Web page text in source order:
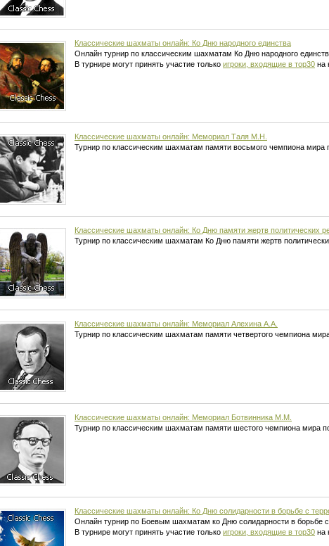
Классические шахматы онлайн: Ко Дню народного единства
Онлайн турнир по классическим шахматам Ко Дню народного
В турнире могут принять участие только игроки, входящие в тор30 на
Классические шахматы онлайн: Мемориал Таля М.Н.
Турнир по классическим шахматам памяти восьмого чемпиона
Классические шахматы онлайн: Ко Дню памяти жертв политических
Турнир по классическим шахматам Ко Дню памяти жертв
Классические шахматы онлайн: Мемориал Алехина А.А.
Турнир по классическим шахматам памяти четвертого чемпиона
Классические шахматы онлайн: Мемориал Ботвинника М.М.
Турнир по классическим шахматам памяти шестого чемпиона мира
Классические шахматы онлайн: Ко Дню солидарности в борьбе с
Онлайн турнир по Боевым шахматам ко Дню солидарности в борьбе с
В турнире могут принять участие только игроки, входящие в тор30 на